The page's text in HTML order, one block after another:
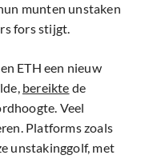
munten unstaken
fors stijgt.
ETH een nieuw
bereikte de
Veel
Platforms zoals
unstakinggolf, met